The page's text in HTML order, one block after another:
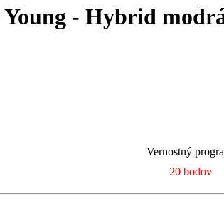
- Hybrid
Vernostný
20 bodov